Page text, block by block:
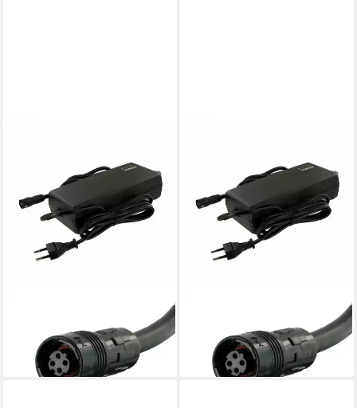
Batterie-Ladegerät
159,85 €
lieferbar - in 3-4 Werktagen bei dir
Batterie-Ladegerät
159,85 €
lieferbar - in 3-4 Werktagen bei dir